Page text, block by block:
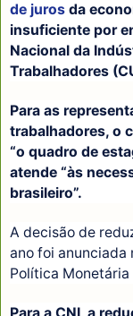
de juros da
insuficiente por
Nacional da
Trabalhadores
Para as
trabalhadores, o
“o quadro de
atende “às
brasileiro”.
A decisão de
ano foi
Política